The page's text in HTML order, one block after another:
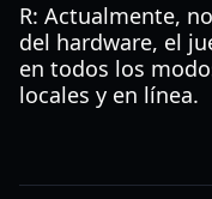
R: Actualmente,
del hardware, el
en todos los
locales y en línea.